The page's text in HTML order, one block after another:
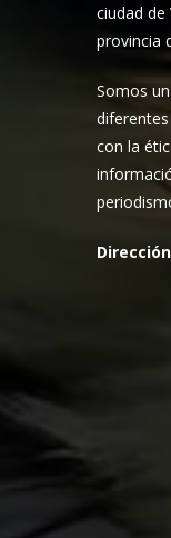
ciudad
provincia
Somos
con la